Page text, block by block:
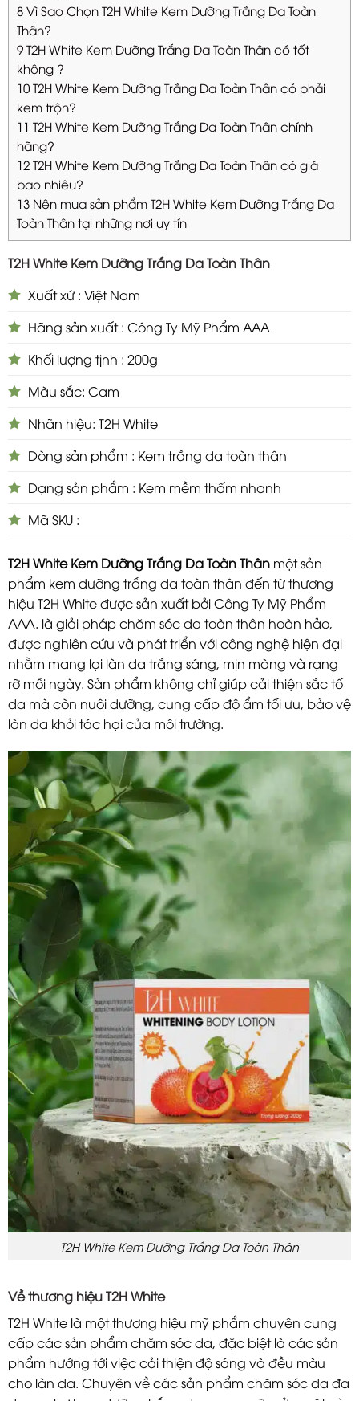
8 Vì Sao Chọn T2H White Kem Dưỡng Trắng Da Toàn
Thân?
9 T2H White Kem Dưỡng Trắng Da Toàn Thân có tốt
không ?
10 T2H White Kem Dưỡng Trắng Da Toàn Thân có phải
kem trộn?
11 T2H White Kem Dưỡng Trắng Da Toàn Thân chính
hãng?
12 T2H White Kem Dưỡng Trắng Da Toàn Thân có giá
bao nhiêu?
13 Nên mua sản phẩm T2H White Kem Dưỡng Trắng Da
Toàn Thân tại những nơi uy tín
T2H White Kem Dưỡng Trắng Da Toàn Thân
Xuất xứ : Việt Nam
Hãng sản xuất : Công Ty Mỹ Phẩm AAA
Khối lượng tịnh : 200g
Màu sắc: Cam
Nhãn hiệu: T2H White
Dòng sản phẩm : Kem trắng da toàn thân
Dạng sản phẩm : Kem mềm thấm nhanh
Mã SKU :
T2H White Kem Dưỡng Trắng Da Toàn Thân một sản
phẩm kem dưỡng trắng da toàn thân đến từ thương
hiệu T2H White được sản xuất bởi Công Ty Mỹ Phẩm
AAA. là giải pháp chăm sóc da toàn thân hoàn hảo,
được nghiên cứu và phát triển với công nghệ hiện đại
nhằm mang lại làn da trắng sáng, mịn màng và rạng
rỡ mỗi ngày. Sản phẩm không chỉ giúp cải thiện sắc tố
da mà còn nuôi dưỡng, cung cấp độ ẩm tối ưu, bảo vệ
làn da khỏi tác hại của môi trường.
T2H White Kem Dưỡng Trắng Da Toàn Thân
Về thương hiệu T2H White
T2H White là một thương hiệu mỹ phẩm chuyên cung
cấp các sản phẩm chăm sóc da, đặc biệt là các sản
phẩm hướng tới việc cải thiện độ sáng và đều màu
cho làn da. Chuyên về các sản phẩm chăm sóc da đa